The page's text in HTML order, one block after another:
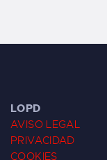
LOPD
AVISO LEGAL
PRIVACIDAD
COOKIES